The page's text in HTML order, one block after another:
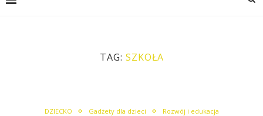
TAG: SZKOŁA
DZIECKO Gadżety dla dzieci Rozwój i edukacja